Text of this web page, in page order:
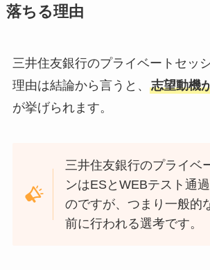
落ちる理由
三井住友銀行のプライベートセッ
理由は結論から言うと、 志望動機
が挙げられます。
三井住友銀行のプライベ
ンはESとWEBテスト通
のですが、つまり一般的
前に行われる選考です。